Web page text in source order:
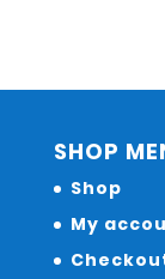
SHOP
Shop
My